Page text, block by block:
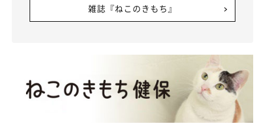
「基本的に穏やかな性格で、先住の犬とも猫とも仲良しです。誰
にでもゴロゴロスリスリしていて、みんなに可愛がってもらえる
雑誌『ねこのきもち』